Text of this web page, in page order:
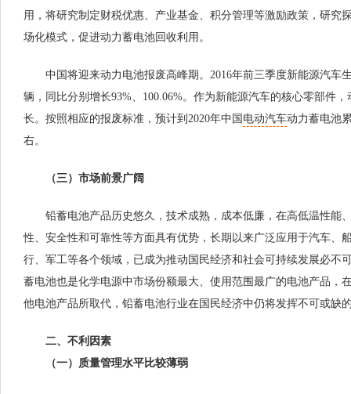
用，将研究制定财税优惠、产业基金、积分管理等激励政策，研究
场化模式，促进动力蓄电池回收利用。
中国将迎来动力电池报废高峰期。2016年前三季度新能源汽车生
辆，同比分别增长93%、100.06%。作为新能源汽车的核心零部件
长。按照相应的报废标准，预计到2020年中国 电动汽车动力蓄电池
右。
（三）市场前景广阔
铅蓄电池产品历史悠久，技术成熟，成本低廉，在高低温性能
性、安全性和可靠性等方面具有优势，长期以来广泛应用于汽车、
行、军工等各个领域，已成为推动国民经济和社会可持续发展必不
蓄电池也是化学电源中市场份额最大、使用范围最广的电池产品，
他电池产品所取代，铅蓄电池行业在国民经济中仍将发挥不可或缺
二、不利因素
（一）质量管理水平比较薄弱